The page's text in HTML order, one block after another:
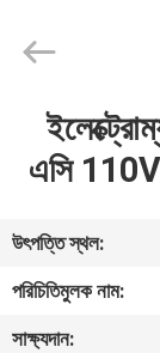
বাড়ি
আমাদের
সম্পর্কে
co.,limited.
এসি
উৎপত্তি স্থল:
পরিচিতিমুলক নাম:
সাক্ষ্যদান: